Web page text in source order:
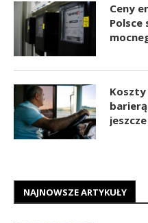
Ceny
Polsce
Koszty
NAJNOWSZE ARTYKUŁY